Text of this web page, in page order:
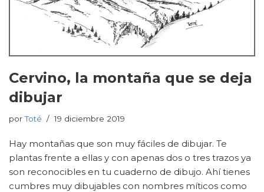
Cervino, la montaña que se deja
dibujar
porToté 19 diciembre 2019
Hay montañas que son muy fáciles de dibujar. Te
plantas frente a ellas y con apenas dos o tres trazos ya
son reconocibles en tu cuaderno de dibujo. Ahí tienes
cumbres muy dibujables con nombres míticos como